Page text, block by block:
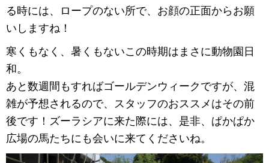
る時には、ロープのない所で、お顔の正面からお願
いしますね！
寒くもなく、暑くもないこの時期はまさに動物園日
和。
あと数週間もすればゴールデンウィークですが、混
雑が予想されるので、 スタッフのおススメはその前
後です！ ズーラシアに来た際には、是非、ぱかぱか
広場の馬たちにも会いに来てくださいね。